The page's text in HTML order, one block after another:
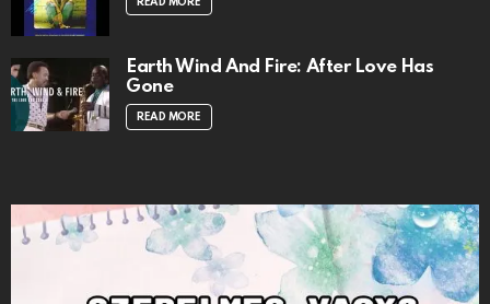
Earth Wind And Fire: After Love Has
Gone
READ MORE